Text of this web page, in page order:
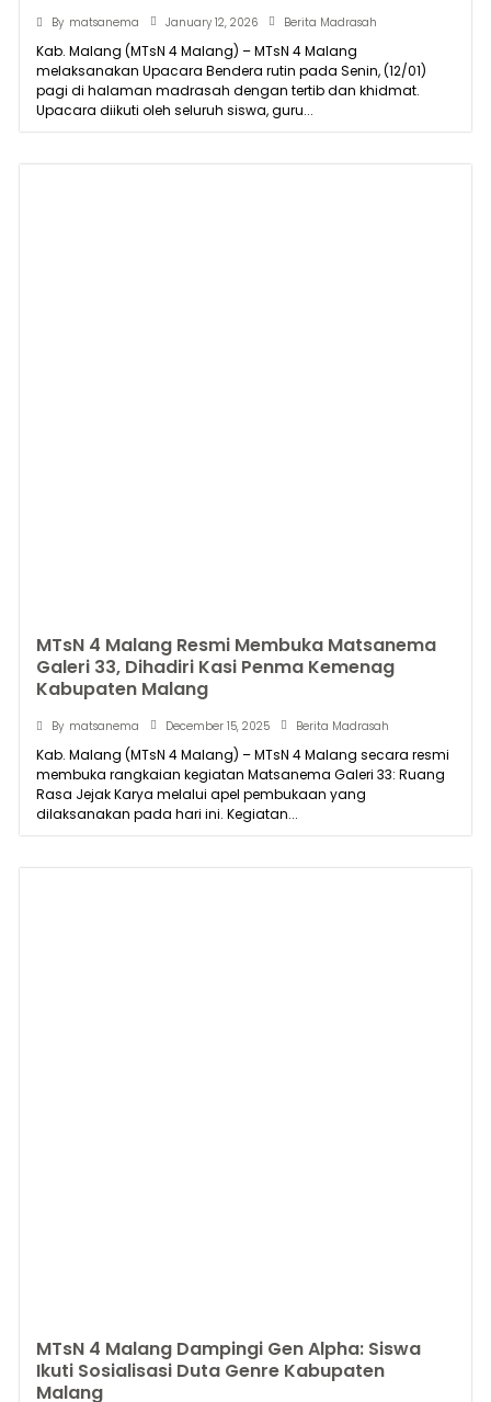
By matsanema January 12, 2026 Berita Madrasah
Kab. Malang (MTsN 4 Malang) – MTsN 4 Malang
melaksanakan Upacara Bendera rutin pada Senin, (12/01)
pagi di halaman madrasah dengan tertib dan khidmat.
Upacara diikuti oleh seluruh siswa, guru...
MTsN 4 Malang Resmi Membuka Matsanema
Galeri 33, Dihadiri Kasi Penma Kemenag
Kabupaten Malang
By matsanema December 15, 2025 Berita Madrasah
Kab. Malang (MTsN 4 Malang) – MTsN 4 Malang secara resmi
membuka rangkaian kegiatan Matsanema Galeri 33: Ruang
Rasa Jejak Karya melalui apel pembukaan yang
dilaksanakan pada hari ini. Kegiatan...
MTsN 4 Malang Dampingi Gen Alpha: Siswa
Ikuti Sosialisasi Duta Genre Kabupaten
Malang